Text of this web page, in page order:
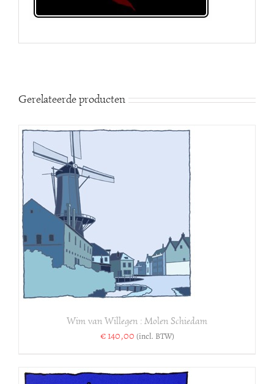
Gerelateerde producten
Wim van Willegen : Molen Schiedam
€140,00 (incl. BTW)